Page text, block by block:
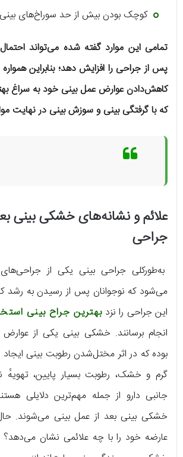
کوچک بودن بیش از حد سوراخ‌های بینی
تمامی این موارد گفته شده می‌تواند
پس از جراحی را افزایش دهد؛ بنابراین
کاهش‌دادن عوارض عمل بینی خود به سراغ
که با گرفتگی بینی و سوزش بینی در نهایت
علائم و نشانه‌های خشکی بینی
جراحی
به‌طورکلی جراحی بینی یکی از
می‌شود که نوجوانان پس از رسیدن به رشد
این جراحی را نزدبهترین جراح بینی
انجام برسانند. خشکی بینی یکی از
بوده که در اثر مختل‌شدن رطوبت بینی
گرم و خشک، رطوبت بسیار پایین، تهویهٔ
جانبی دارو از جمله مهم‌ترین دلایلی
خشکی بینی بعد از عمل بینی می‌شوند.
عارضه خود را با چه علائمی نشان می‌دهد؟